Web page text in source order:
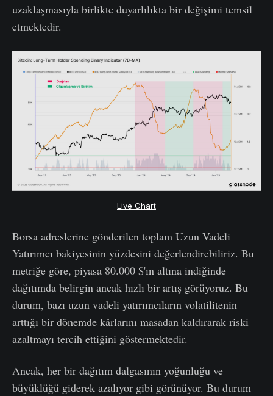
uzaklaşmasıyla birlikte duyarlılıkta bir değişimi temsil
etmektedir.
Live Chart
Borsa adreslerine gönderilen toplam Uzun Vadeli
Yatırımcı bakiyesinin yüzdesini değerlendirebiliriz. Bu
metriğe göre, piyasa 80.000 $'ın altına indiğinde
dağıtımda belirgin ancak hızlı bir artış görüyoruz. Bu
durum, bazı uzun vadeli yatırımcıların volatilitenin
arttığı bir dönemde kârlarını masadan kaldırarak riski
azaltmayı tercih ettiğini göstermektedir.
Ancak, her bir dağıtım dalgasının yoğunluğu ve
büyüklüğü giderek azalıyor gibi görünüyor. Bu durum